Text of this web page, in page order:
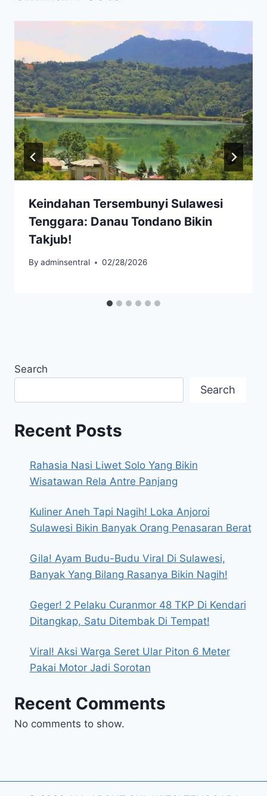
Keindahan Tersembunyi Sulawesi
Tenggara: Danau Tondano Bikin
Takjub!
By adminsentral 02/28/2026
Search
Search
Recent Posts
Rahasia Nasi Liwet Solo Yang Bikin
Wisatawan Rela Antre Panjang
Kuliner Aneh Tapi Nagih! Loka Anjoroi
Sulawesi Bikin Banyak Orang Penasaran Berat
Gila! Ayam Budu-Budu Viral Di Sulawesi,
Banyak Yang Bilang Rasanya Bikin Nagih!
Geger! 2 Pelaku Curanmor 48 TKP Di Kendari
Ditangkap, Satu Ditembak Di Tempat!
Viral! Aksi Warga Seret Ular Piton 6 Meter
Pakai Motor Jadi Sorotan
Recent Comments
No comments to show.